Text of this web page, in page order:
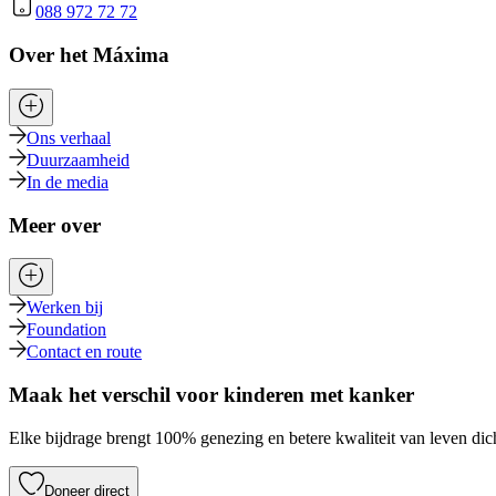
088 972 72 72
Over het Máxima
Ons verhaal
Duurzaamheid
In de media
Meer over
Werken bij
Foundation
Contact en route
Maak het verschil voor kinderen met kanker
Elke bijdrage brengt 100% genezing en betere kwaliteit van leven
Doneer direct